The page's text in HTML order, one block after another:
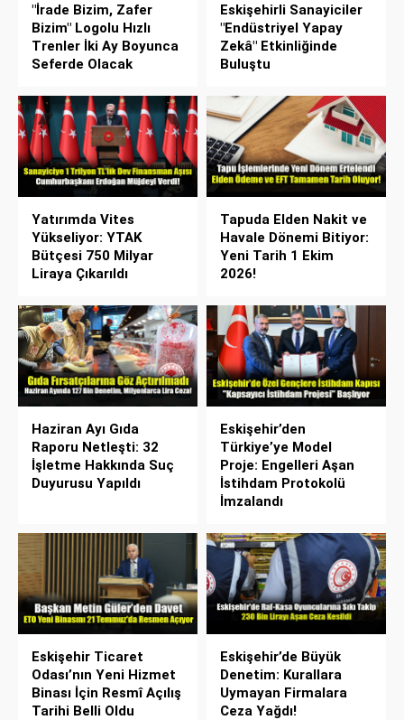
"İrade Bizim, Zafer
Bizim" Logolu Hızlı
Trenler İki Ay Boyunca
Seferde Olacak
Eskişehirli Sanayiciler
"Endüstriyel Yapay
Zekâ" Etkinliğinde
Buluştu
Yatırımda Vites
Yükseliyor: YTAK
Bütçesi 750 Milyar
Liraya Çıkarıldı
Tapuda Elden Nakit ve
Havale Dönemi Bitiyor:
Yeni Tarih 1 Ekim
2026!
Haziran Ayı Gıda
Raporu Netleşti: 32
İşletme Hakkında Suç
Duyurusu Yapıldı
Eskişehir’den
Türkiye’ye Model
Proje: Engelleri Aşan
İstihdam Protokolü
İmzalandı
Eskişehir Ticaret
Odası’nın Yeni Hizmet
Binası İçin Resmî Açılış
Tarihi Belli Oldu
Eskişehir’de Büyük
Denetim: Kurallara
Uymayan Firmalara
Ceza Yağdı!